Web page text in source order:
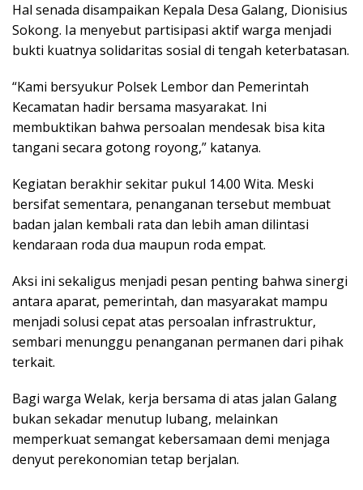
Hal senada disampaikan Kepala Desa Galang, Dionisius
Sokong. Ia menyebut partisipasi aktif warga menjadi
bukti kuatnya solidaritas sosial di tengah keterbatasan.
“Kami bersyukur Polsek Lembor dan Pemerintah
Kecamatan hadir bersama masyarakat. Ini
membuktikan bahwa persoalan mendesak bisa kita
tangani secara gotong royong,” katanya.
Kegiatan berakhir sekitar pukul 14.00 Wita. Meski
bersifat sementara, penanganan tersebut membuat
badan jalan kembali rata dan lebih aman dilintasi
kendaraan roda dua maupun roda empat.
Aksi ini sekaligus menjadi pesan penting bahwa sinergi
antara aparat, pemerintah, dan masyarakat mampu
menjadi solusi cepat atas persoalan infrastruktur,
sembari menunggu penanganan permanen dari pihak
terkait.
Bagi warga Welak, kerja bersama di atas jalan Galang
bukan sekadar menutup lubang, melainkan
memperkuat semangat kebersamaan demi menjaga
denyut perekonomian tetap berjalan.